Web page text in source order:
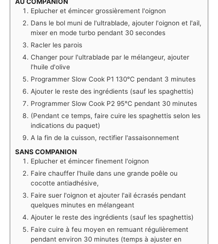
Eplucher et émincer grossièrement l'oignon
Dans le bol muni de l'ultrablade, ajouter l'oignon et l'ail,
mixer en mode turbo pendant 30 secondes
Racler les parois
Changer pour l'ultrablade par le mélangeur, ajouter
l'huile d'olive
Programmer Slow Cook P1 130°C pendant 3 minutes
Ajouter le reste des ingrédients (sauf les spaghettis)
Programmer Slow Cook P2 95°C pendant 30 minutes
(Pendant ce temps, faire cuire les spaghettis selon les
indications du paquet)
A la fin de la cuisson, rectifier l'assaisonnement
SANS COMPANION
Eplucher et émincer finement l'oignon
Faire chauffer l'huile dans une grande poêle ou
cocotte antiadhésive,
Faire suer l'oignon et ajouter l'ail écrasés pendant
quelques minutes en mélangeant
Ajouter le reste des ingrédients (sauf les spaghettis)
Faire cuire à feu moyen en remuant régulièrement
pendant environ 30 minutes (temps à ajuster en